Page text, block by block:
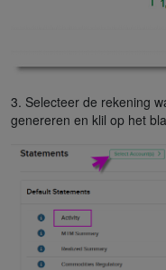
3. Selecteer de rekening
genereren en klil op het